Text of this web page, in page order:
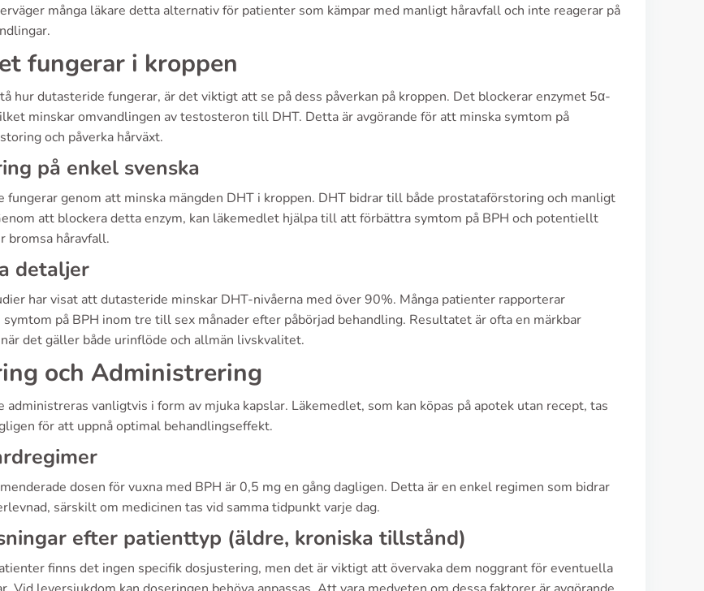
många läkare detta alternativ för patienter som kämpar med manligt håravfall och inte reagerar på
fungerar i kroppen
hur dutasteride fungerar, är det viktigt att se på dess påverkan på kroppen. Det blockerar enzymet 5α-
minskar omvandlingen av testosteron till DHT. Detta är avgörande för att minska symtom på
och påverka hårväxt.
på enkel svenska
fungerar genom att minska mängden DHT i kroppen. DHT bidrar till både prostataförstoring och manligt
att blockera detta enzym, kan läkemedlet hjälpa till att förbättra symtom på BPH och potentiellt
bromsa håravfall.
detaljer
har visat att dutasteride minskar DHT-nivåerna med över 90%. Många patienter rapporterar
på BPH inom tre till sex månader efter påbörjad behandling. Resultatet är ofta en märkbar
det gäller både urinflöde och allmän livskvalitet.
och Administrering
administreras vanligtvis i form av mjuka kapslar. Läkemedlet, som kan köpas på apotek utan recept, tas
för att uppnå optimal behandlingseffekt.
dosen för vuxna med BPH är 0,5 mg en gång dagligen. Detta är en enkel regimen som bidrar
särskilt om medicinen tas vid samma tidpunkt varje dag.
efter patienttyp (äldre, kroniska tillstånd)
finns det ingen specifik dosjustering, men det är viktigt att övervaka dem noggrant för eventuella